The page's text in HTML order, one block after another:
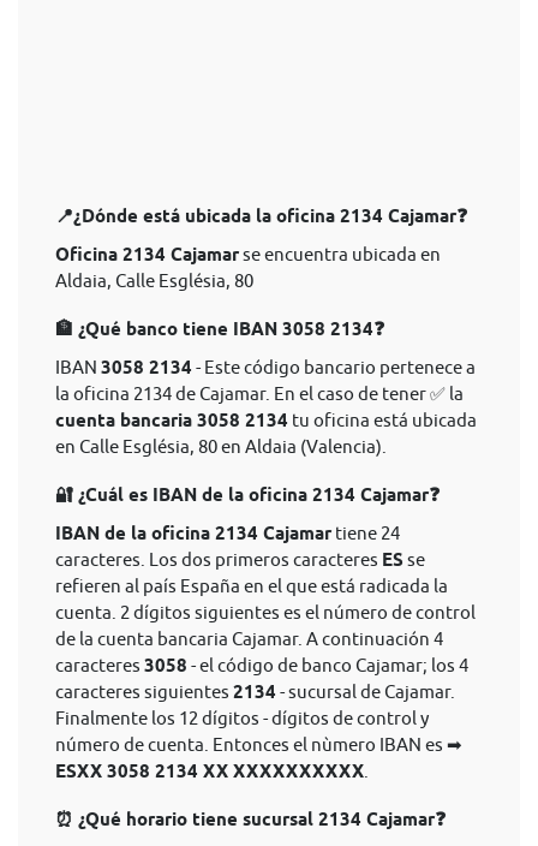
📍¿Dónde está ubicada la oficina 2134 Cajamar❓
Oficina 2134 Cajamarse encuentra ubicada en
Aldaia, Calle Església, 80
🏦 ¿Qué banco tiene IBAN 3058 2134❓
IBAN 3058 2134 - Este código bancario pertenece a
la oficina 2134 de Cajamar. En el caso de tener ✅ la
cuenta bancaria 3058 2134 tu oficina está ubicada
en Calle Església, 80 en Aldaia (Valencia).
🔐 ¿Cuál es IBAN de la oficina 2134 Cajamar❓
IBAN de la oficina 2134 Cajamar tiene 24
caracteres. Los dos primeros caracteres ES se
refieren al país España en el que está radicada la
cuenta. 2 dígitos siguientes es el número de control
de la cuenta bancaria Cajamar. A continuación 4
caracteres 3058 - el código de banco Cajamar; los 4
caracteres siguientes 2134 - sucursal de Cajamar.
Finalmente los 12 dígitos - dígitos de control y
número de cuenta. Entonces el nùmero IBAN es ➡
ESXX 3058 2134 XX XXXXXXXXXX
⏰ ¿Qué horario tiene sucursal 2134 Cajamar❓